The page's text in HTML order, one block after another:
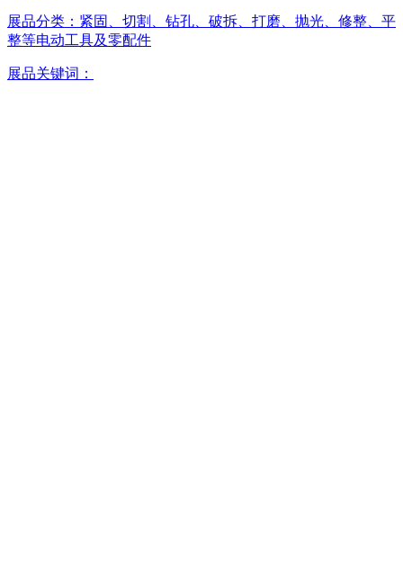
展品分类： 紧固、切割、钻孔、破拆、打磨、抛光、修整、平
整等电动工具及零配件
展品关键词：